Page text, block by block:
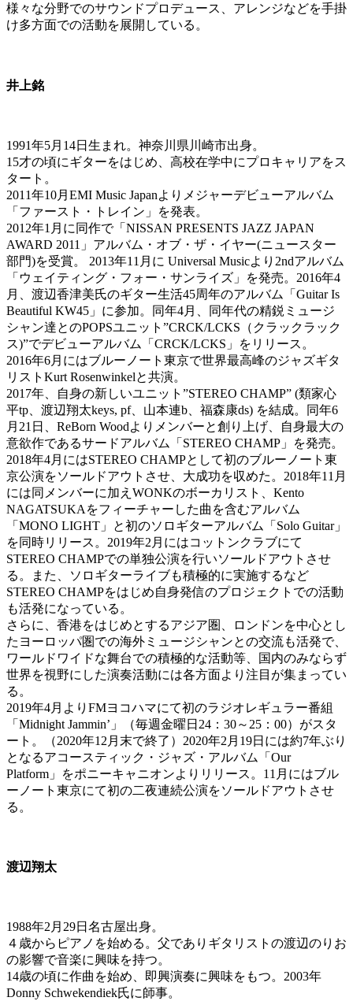
様々な分野でのサウンドプロデュース、アレンジなどを⼿掛
け多⽅⾯での活動を展開している。
井上銘
1991年5月14日生まれ。神奈川県川崎市出身。
15才の頃にギターをはじめ、高校在学中にプロキャリアをス
タート。
2011年10月EMI Music Japanよりメジャーデビューアルバム
「ファースト・トレイン」を発表。
2012年1月に同作で「NISSAN PRESENTS JAZZ JAPAN
AWARD 2011」アルバム・オブ・ザ・イヤー(ニュースター
部門)を受賞。 2013年11月に Universal Musicより2ndアルバム
「ウェイティング・フォー・サンライズ」を発売。2016年4
月、渡辺香津美氏のギター生活45周年のアルバム「Guitar Is
Beautiful KW45」に参加。同年4月、同年代の精鋭ミュージ
シャン達とのPOPSユニット”CRCK/LCKS（クラックラック
ス)”でデビューアルバム「CRCK/LCKS」をリリース。
2016年6月にはブルーノート東京で世界最高峰のジャズギタ
リストKurt Rosenwinkelと共演。
2017年、自身の新しいユニット”STEREO CHAMP” (類家心
平tp、渡辺翔太keys, pf、山本連b、福森康ds) を結成。同年6
月21日、ReBorn Woodよりメンバーと創り上げ、自身最大の
意欲作であるサードアルバム「STEREO CHAMP」を発売。
2018年4月にはSTEREO CHAMPとして初のブルーノート東
京公演をソールドアウトさせ、大成功を収めた。2018年11月
には同メンバーに加えWONKのボーカリスト、Kento
NAGATSUKAをフィーチャーした曲を含むアルバム
「MONO LIGHT」と初のソロギターアルバム「Solo Guitar」
を同時リリース。2019年2月にはコットンクラブにて
STEREO CHAMPでの単独公演を行いソールドアウトさせ
る。また、ソロギターライブも積極的に実施するなど
STEREO CHAMPをはじめ自身発信のプロジェクトでの活動
も活発になっている。
さらに、香港をはじめとするアジア圏、ロンドンを中心とし
たヨーロッパ圏での海外ミュージシャンとの交流も活発で、
ワールドワイドな舞台での積極的な活動等、国内のみならず
世界を視野にした演奏活動には各方面より注目が集まってい
る。
2019年4月よりFMヨコハマにて初のラジオレギュラー番組
「Midnight Jammin’」（毎週金曜日24：30～25：00）がスタ
ート。（2020年12月末で終了）2020年2月19日には約7年ぶり
となるアコースティック・ジャズ・アルバム「Our
Platform」をポニーキャニオンよりリリース。11月にはブル
ーノート東京にて初の二夜連続公演をソールドアウトさせ
る。
渡辺翔太
1988年2月29日名古屋出身。
４歳からピアノを始める。父でありギタリストの渡辺のりお
の影響で音楽に興味を持つ。
14歳の頃に作曲を始め、即興演奏に興味をもつ。2003年
Donny Schwekendiek氏に師事。